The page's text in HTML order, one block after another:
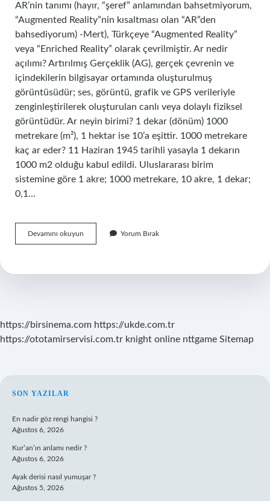
AR’nin tanımı (hayır, “şeref” anlamından bahsetmiyorum,
“Augmented Reality”nin kısaltması olan “AR”den
bahsediyorum) -Mert), Türkçeye “Augmented Reality”
veya “Enriched Reality” olarak çevrilmiştir. Ar nedir
açılımı? Artırılmış Gerçeklik (AG), gerçek çevrenin ve
içindekilerin bilgisayar ortamında oluşturulmuş
görüntüsüdür; ses, görüntü, grafik ve GPS verileriyle
zenginleştirilerek oluşturulan canlı veya dolaylı fiziksel
görüntüdür. Ar neyin birimi? 1 dekar (dönüm) 1000
metrekare (m²), 1 hektar ise 10’a eşittir. 1000 metrekare
kaç ar eder? 11 Haziran 1945 tarihli yasayla 1 dekarın
1000 m2 olduğu kabul edildi. Uluslararası birim
sistemine göre 1 akre; 1000 metrekare, 10 akre, 1 dekar;
0,1…
Devamını okuyun
Kısaltması
Yorum Bırak
https://birsinema.com https://ukde.com.tr
https://ototamirservisi.com.tr knight online nttgame Sitemap
SIDEBAR
SON YAZILAR
En nadir göz rengi hangisi ?
Ağustos 6, 2026
Kur’an’ın anlamı nedir ?
Ağustos 6, 2026
Ayak derisi nasıl yumuşar ?
Ağustos 5, 2026